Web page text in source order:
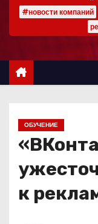
р
#новости компаний
ОБУЧЕНИЕ
к